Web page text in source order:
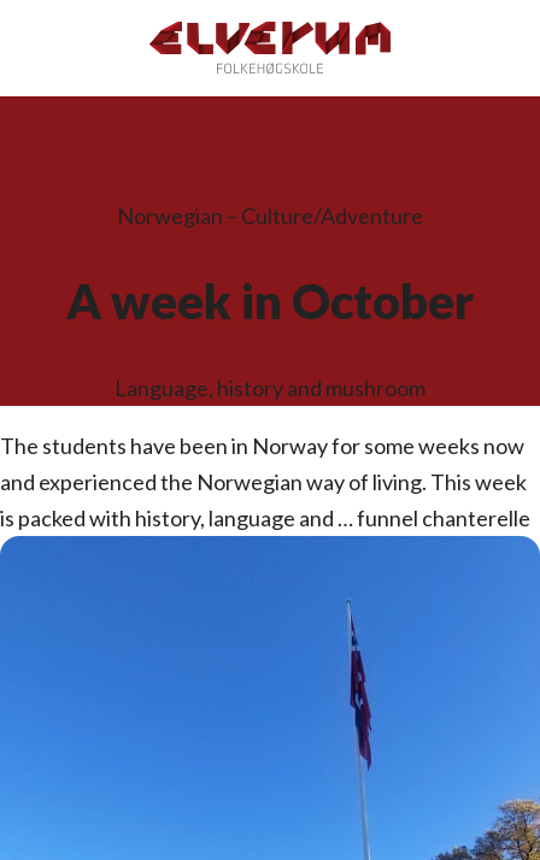
Norwegian – Culture/Adventure
A week in October
Language, history and mushroom
The students have been in Norway for some weeks now
and experienced the Norwegian way of living. This week
is packed with history, language and … funnel chanterelle